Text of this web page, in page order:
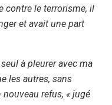
contre le terrorisme, il
et avait une part
à pleurer avec ma
les autres, sans
refus, « jugé